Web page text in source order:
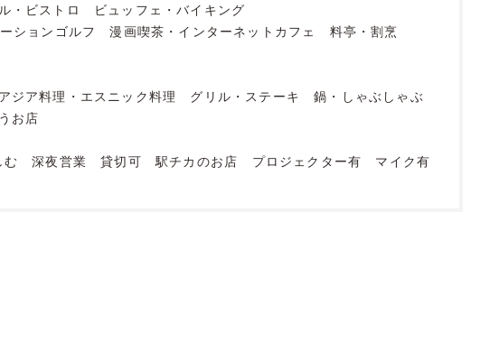
・ビストロ
ビュッフェ・バイキング
ションゴルフ 漫画喫茶・インターネットカフェ
料亭・割烹
アジア料理・エスニック料理 グリル・ステーキ
鍋・しゃぶしゃぶ
お店
む 深夜営業 貸切可 駅チカのお店 プロジェクター有
マイク有